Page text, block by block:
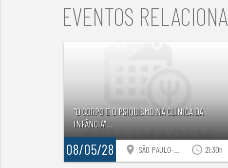
EVENTOS
"O CORPO E O PSIQUISMO NA CLÍNICA DA
INFÂNCIA"...
08/05/28 location_on SÃO PAULO-SP access_time 21:30h